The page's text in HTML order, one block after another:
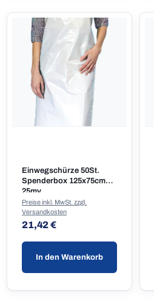
Einwegschürze 50St.
Spenderbox 125x75cm
25my
Regulärer Preis:
21,42 €
Preise inkl. MwSt. zzgl.
Versandkosten
In den Warenkorb